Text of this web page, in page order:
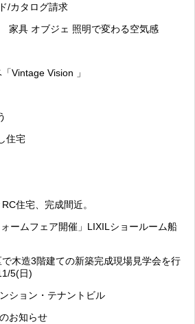
/カタログ請求
家具 オブジェ 照明で変わる空気感
Vintage Vision 」
住宅
住宅、完成間近。
ームフェア開催」LIXILショールーム船
木造3階建ての新築完成現場見学会を行
5(日)
ション・テナントビル
お知らせ